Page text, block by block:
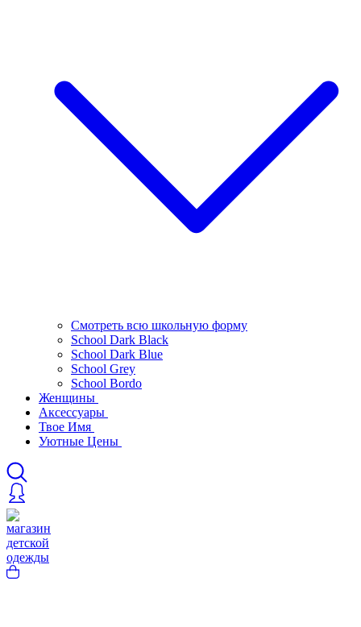
Смотреть всю школьную форму
School Dark Black
School Dark Blue
School Grey
School Bordo
Женщины
Аксессуары
Твое Имя
Уютные Цены